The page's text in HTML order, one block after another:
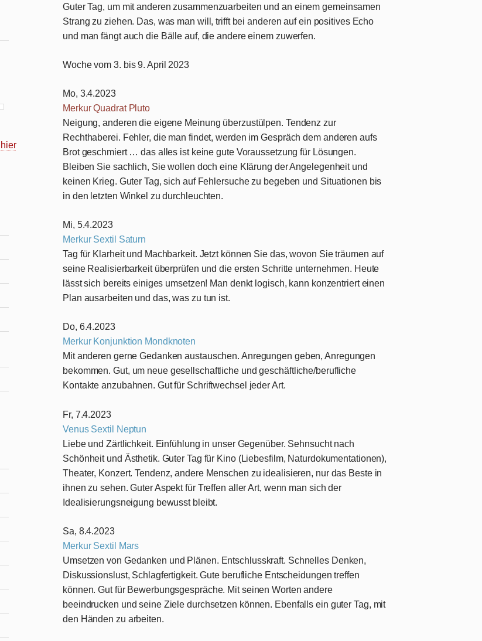
hier
Guter Tag, um mit anderen zusammenzuarbeiten und an einem gemeinsamen
Strang zu ziehen. Das, was man will, trifft bei anderen auf ein positives Echo
und man fängt auch die Bälle auf, die andere einem zuwerfen.
Woche vom 3. bis 9. April 2023
Mo, 3.4.2023
Merkur Quadrat Pluto
Neigung, anderen die eigene Meinung überzustülpen. Tendenz zur
Rechthaberei. Fehler, die man findet, werden im Gespräch dem anderen aufs
Brot geschmiert … das alles ist keine gute Voraussetzung für Lösungen.
Bleiben Sie sachlich, Sie wollen doch eine Klärung der Angelegenheit und
keinen Krieg. Guter Tag, sich auf Fehlersuche zu begeben und Situationen bis
in den letzten Winkel zu durchleuchten.
Mi, 5.4.2023
Merkur Sextil Saturn
Tag für Klarheit und Machbarkeit. Jetzt können Sie das, wovon Sie träumen auf
seine Realisierbarkeit überprüfen und die ersten Schritte unternehmen. Heute
lässt sich bereits einiges umsetzen! Man denkt logisch, kann konzentriert einen
Plan ausarbeiten und das, was zu tun ist.
Do, 6.4.2023
Merkur Konjunktion Mondknoten
Mit anderen gerne Gedanken austauschen. Anregungen geben, Anregungen
bekommen. Gut, um neue gesellschaftliche und geschäftliche/berufliche
Kontakte anzubahnen. Gut für Schriftwechsel jeder Art.
Fr, 7.4.2023
Venus Sextil Neptun
Liebe und Zärtlichkeit. Einfühlung in unser Gegenüber. Sehnsucht nach
Schönheit und Ästhetik. Guter Tag für Kino (Liebesfilm, Naturdokumentationen),
Theater, Konzert. Tendenz, andere Menschen zu idealisieren, nur das Beste in
ihnen zu sehen. Guter Aspekt für Treffen aller Art, wenn man sich der
Idealisierungsneigung bewusst bleibt.
Sa, 8.4.2023
Merkur Sextil Mars
Umsetzen von Gedanken und Plänen. Entschlusskraft. Schnelles Denken,
Diskussionslust, Schlagfertigkeit. Gute berufliche Entscheidungen treffen
können. Gut für Bewerbungsgespräche. Mit seinen Worten andere
beeindrucken und seine Ziele durchsetzen können. Ebenfalls ein guter Tag, mit
den Händen zu arbeiten.